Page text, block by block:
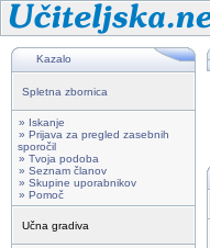
Kazalo
Spletna zbornica
» Iskanje
» Prijava za pregled zasebnih
sporočil
» Tvoja podoba
» Seznam članov
» Skupine uporabnikov
» Pomoč
Učna gradiva